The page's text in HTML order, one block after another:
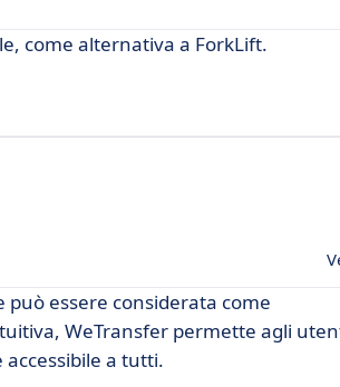
come alternativa a ForkLift.
essere considerata come
WeTransfer permette agli
a tutti.